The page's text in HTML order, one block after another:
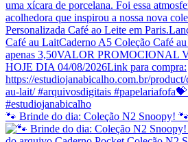
🐾 Brinde do dia: Coleção N2 Snoopy!